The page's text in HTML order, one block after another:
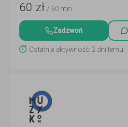
60 zł / 60 min
Zadzwoń
Ostatnia aktywność: 2 dni temu